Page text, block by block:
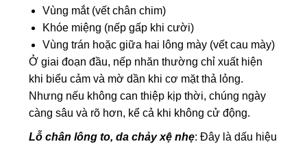
Vùng mắt (vết chân chim)
Khóe miệng (nếp gấp khi cười)
Vùng trán hoặc giữa hai lông mày (vết cau mày)
Ở giai đoạn đầu, nếp nhăn thường chỉ xuất hiện
khi biểu cảm và mờ dần khi cơ mặt thả lỏng.
Nhưng nếu không can thiệp kịp thời, chúng ngày
càng sâu và rõ hơn, kể cả khi không cử động.
Lỗ chân lông to, da chảy xệ nhẹ: Đây là dấu hiệu